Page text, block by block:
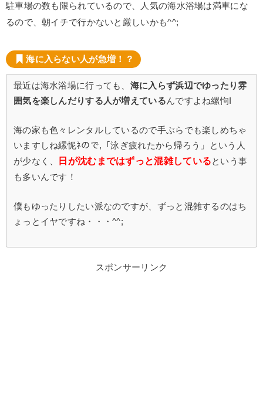
駐車場の数も限られているので、人気の海水浴場は満車にな
るので、朝イチで行かないと厳しいかも^^;
海に入らない人が急増！？
最近は海水浴場に行っても、 海に入らず浜辺でゆったり雰
囲気を楽しんだりする人が増えているんですよね縲怐I
海の家も色々レンタルしているので手ぶらでも楽しめちゃ
いますしね縲怩ﾈので,「泳ぎ疲れたから帰ろう」という人
が少なく、
日が沈むまではずっと混雑しているという事
も多いんです！
僕もゆったりしたい派なのですが、ずっと混雑するのはち
ょっとイヤですね・・・^^;
スポンサーリンク